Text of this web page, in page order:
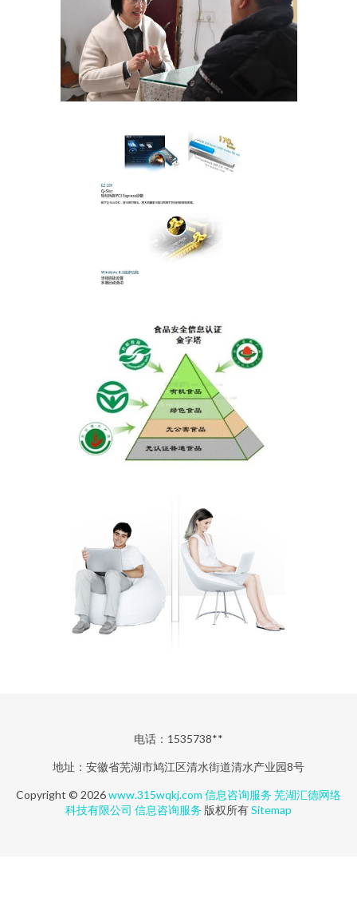
电话：1535738**
地址：安徽省芜湖市鸠江区清水街道清水产业园8号
Copyright © 2026www.315wqkj.com 信息咨询服务 芜湖汇德网络
科技有限公司 信息咨询服务 版权所有Sitemap